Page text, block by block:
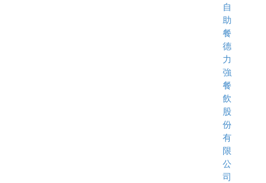
自
助
餐
德
力
強
餐
飲
股
份
有
限
公
司